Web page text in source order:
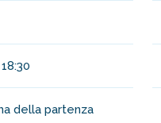
della partenza